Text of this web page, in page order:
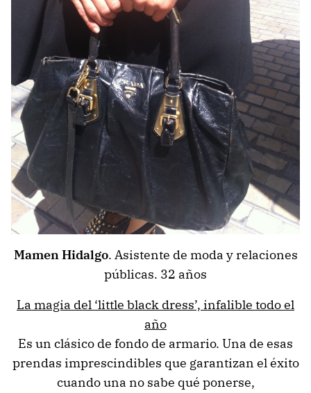
Mamen Hidalgo. Asistente de moda y relaciones
públicas. 32 años
La magia del ‘little black dress’, infalible todo el
año
Es un clásico de fondo de armario. Una de esas
prendas imprescindibles que garantizan el éxito
cuando una no sabe qué ponerse,